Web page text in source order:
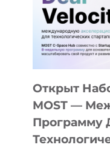
Открыт
MOST —
Программу